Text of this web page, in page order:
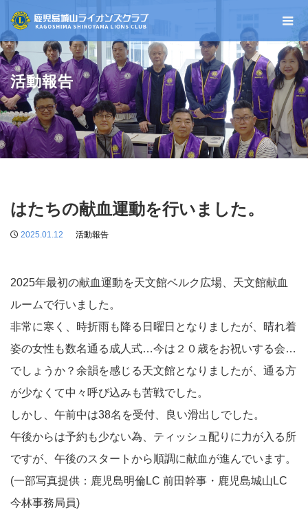
活動報告
はたちの献血運動を行いました。
2025.01.12 活動報告
2025年最初の献血運動を天文館ベルク広場、天文館献血
ルームで行いました。
非常に寒く、時折雨も降る日曜日となりましたが、晴れ着
姿の女性も数名通る成人式…今は２０歳をお祝いする会…
でしょうか？余韻を感じる天文館となりましたが、通る方
が少なくて中々呼び込みも苦戦でした。
しかし、午前中は38名を受付、良い滑出しでした。
午後からは予約も少ない為、ティッシュ配りに力が入る所
ですが、午後のスタートから順調に献血が進んでいます。
(一部写真提供：鹿児島明倫LC 前田幹事・鹿児島城山LC
今林事務局員)